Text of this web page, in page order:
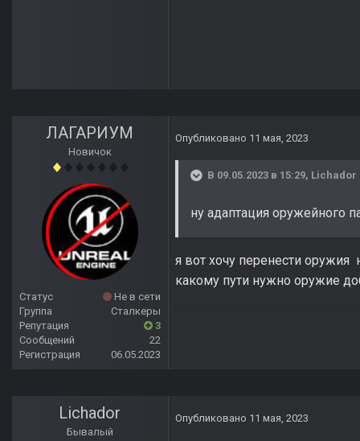
ЛАГАРИУМ
Новичок
Статус
Не в сети
Группа
Сталкеры
Репутация
3
Сообщений
22
Регистрация
06.05.2023
Опубликовано 11 мая, 2023
В 09.05.2023 в 15:29, Lichador
ну адаптация оружейного
я вот хочу перенести
какому пути нужно оружие
Lichador
Бывалый
Опубликовано 11 мая, 2023